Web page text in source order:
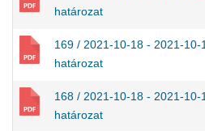
határozat
169 / 2021-10-18 - 2021-10-
határozat
168 / 2021-10-18 - 2021-10-
határozat